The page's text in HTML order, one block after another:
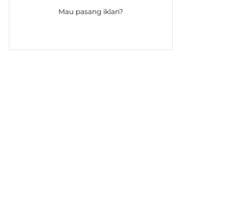
Mau pasang iklan?